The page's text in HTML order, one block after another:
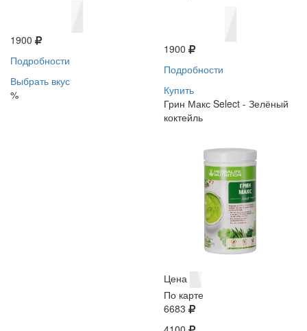
1900
Подробности
Выбрать вкус
%
1900
Подробности
Купить
Грин Макс Select - Зелёный
коктейль
Цена
По карте
6683